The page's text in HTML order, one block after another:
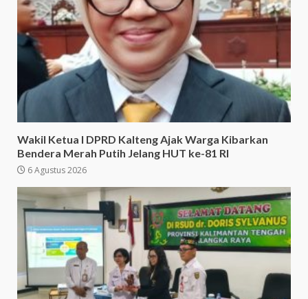
Wakil Ketua I DPRD Kalteng Ajak Warga Kibarkan
Bendera Merah Putih Jelang HUT ke-81 RI
6 Agustus 2026